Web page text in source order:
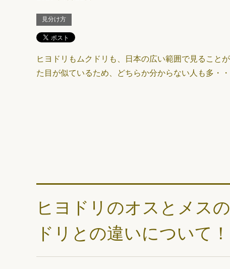
見分け方
ヒヨドリもムクドリも、日本の広い範囲で見ること
た目が似ているため、どちらか分からない人も多・・
ヒヨドリのオスとメス
ドリとの違いについて！